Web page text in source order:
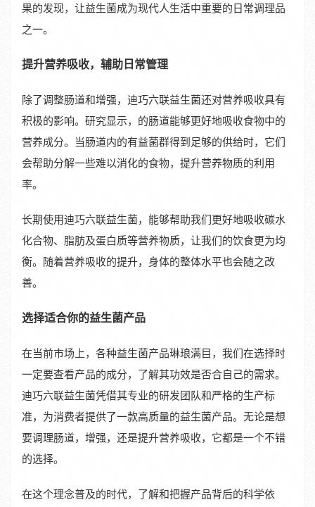
果的发现，让益生菌成为现代人生活中重要的日常调理品
之一。
提升营养吸收，辅助日常管理
除了调整肠道和增强，迪巧六联益生菌还对营养吸收具有
积极的影响。研究显示，的肠道能够更好地吸收食物中的
营养成分。当肠道内的有益菌群得到足够的供给时，它们
会帮助分解一些难以消化的食物，提升营养物质的利用
率。
长期使用迪巧六联益生菌，能够帮助我们更好地吸收碳水
化合物、脂肪及蛋白质等营养物质，让我们的饮食更为均
衡。随着营养吸收的提升，身体的整体水平也会随之改
善。
选择适合你的益生菌产品
在当前市场上，各种益生菌产品琳琅满目，我们在选择时
一定要查看产品的成分，了解其功效是否合自己的需求。
迪巧六联益生菌凭借其专业的研发团队和严格的生产标
准，为消费者提供了一款高质量的益生菌产品。无论是想
要调理肠道，增强，还是提升营养吸收，它都是一个不错
的选择。
在这个理念普及的时代，了解和把握产品背后的科学依